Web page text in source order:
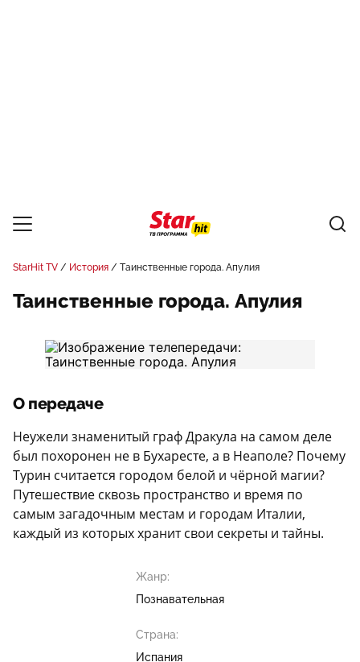
StarHit TV История Таинственные города. Апулия
Таинственные города. Апулия
О передаче
Неужели знаменитый граф Дракула на самом деле
был похоронен не в Бухаресте, а в Неаполе? Почему
Турин считается городом белой и чёрной магии?
Путешествие сквозь пространство и время по
самым загадочным местам и городам Италии,
каждый из которых хранит свои секреты и тайны.
Жанр:
Познавательная
Страна:
Испания